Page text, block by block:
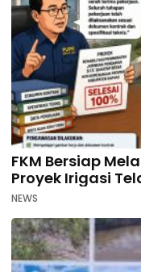
FKM Bersiap
Proyek Irigasi
NEWS